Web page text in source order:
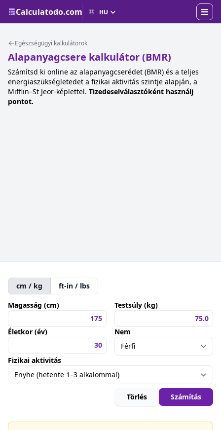
Calculatodo.com
Egészségügyi kalkulátorok
Alapanyagcsere kalkulátor (BMR)
Számítsd ki online az alapanyagcserédet (BMR) és a teljes
energiaszükségletedet a fizikai aktivitás szintje alapján, a
Mifflin–St Jeor-képlettel. Tizedeselválasztóként használj
pontot.
cm / kg ft-in / lbs
Magasság (cm) Testsúly (kg)
Életkor (év) Nem
Fizikai aktivitás
Törlés Számítás